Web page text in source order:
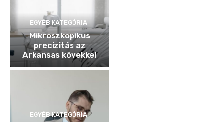
EGYÉB KATEGÓRIA
Mikroszkopikus
precizitás az
Arkansas kövekkel
EGYÉB KATEGÓRIA